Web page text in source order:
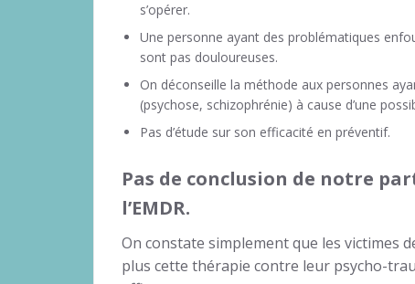
s’opérer.
Une personne ayant des problématiques
sont pas douloureuses.
On déconseille la méthode aux personnes
(psychose, schizophrénie) à cause d’une
Pas d’étude sur son efficacité en préventif.
Pas de conclusion de notre
l’EMDR.
On constate simplement que les victimes
plus cette thérapie contre leur psycho-